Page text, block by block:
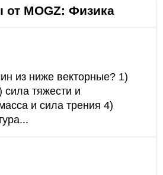
MOGZ: Физика
из ниже векторные? 1)
сила тяжести и
и сила трения 4)